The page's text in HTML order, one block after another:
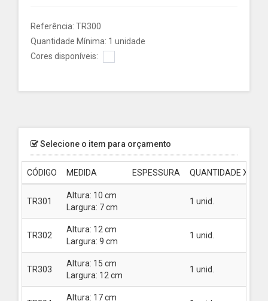
Referência: TR300
Quantidade Mínima: 1 unidade
Cores disponíveis:
Selecione o item para orçamento
CÓDIGO MEDIDA ESPESSURA QUANTIDADE X
TR301
Altura: 10 cm
Largura: 7 cm
1 unid.
TR302
Altura: 12 cm
Largura: 9 cm
1 unid.
TR303
Altura: 15 cm
Largura: 12 cm
1 unid.
Altura: 17 cm